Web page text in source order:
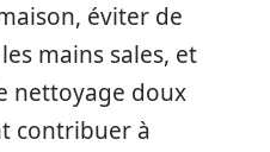
éviter de
mains sales, et
nettoyage doux
contribuer à